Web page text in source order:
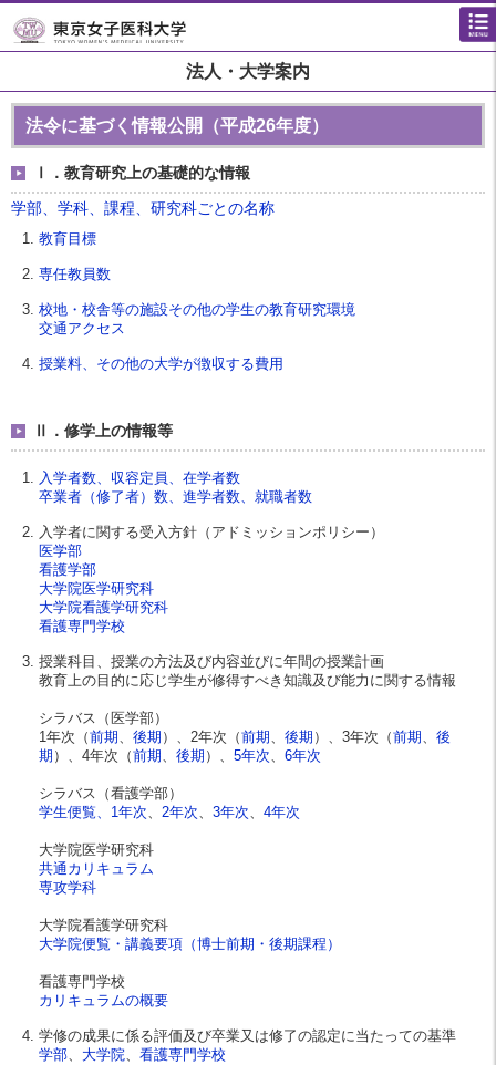
法人・大学案内
法令に基づく情報公開（平成26年度）
Ⅰ．教育研究上の基礎的な情報
学部、学科、課程、研究科ごとの名称
教育目標
専任教員数
校地・校舎等の施設その他の学生の教育研究環境
交通アクセス
授業料、その他の大学が徴収する費用
Ⅱ．修学上の情報等
入学者数、収容定員、在学者数
卒業者（修了者）数、進学者数、就職者数
入学者に関する受入方針（アドミッションポリシー）
医学部
看護学部
大学院医学研究科
大学院看護学研究科
看護専門学校
授業科目、授業の方法及び内容並びに年間の授業計画
教育上の目的に応じ学生が修得すべき知識及び能力に関する情報
シラバス（医学部）
1年次（前期、 後期 ）、2年次（前期、 後期 ）、3年次（前期、 後
期 ）、4年次（前期、 後期 ）、 5年次、 6年次
シラバス（看護学部）
学生便覧、 1年次、 2年次、 3年次、 4年次
大学院医学研究科
共通カリキュラム
専攻学科
大学院看護学研究科
大学院便覧・講義要項（博士前期・後期課程）
看護専門学校
カリキュラムの概要
学修の成果に係る評価及び卒業又は修了の認定に当たっての基準
学部、 大学院、 看護専門学校